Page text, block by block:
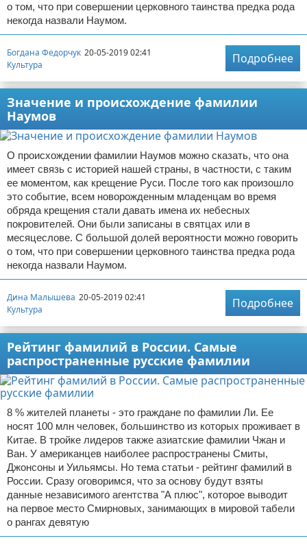
о том, что при совершении церковного таинства предка рода
некогда назвали Наумом.
Богдана Федорчук 20-05-2019 02:41
Культура
Подробнее
Значение и происхождение фамилии
Наумов
О происхождении фамилии Наумов можно сказать, что она
имеет связь с историей нашей страны, в частности, с таким
ее моментом, как крещение Руси. После того как произошло
это событие, всем новорожденным младенцам во время
обряда крещения стали давать имена их небесных
покровителей. Они были записаны в святцах или в
месяцеслове. С большой долей вероятности можно говорить
о том, что при совершении церковного таинства предка рода
некогда назвали Наумом.
Дина Малышева 20-05-2019 02:41
Культура
Подробнее
Рейтинг фамилий в России. Самые
распространенные русские фамилии
8 % жителей планеты - это граждане по фамилии Ли. Ее
носят 100 млн человек, большинство из которых проживает в
Китае. В тройке лидеров также азиатские фамилии Чжан и
Ван. У американцев наиболее распространены Смиты,
Джонсоны и Уильямсы. Но тема статьи - рейтинг фамилий в
России. Сразу оговоримся, что за основу будут взяты
данные независимого агентства "А плюс", которое выводит
на первое место Смирновых, занимающих в мировой табели
о рангах девятую